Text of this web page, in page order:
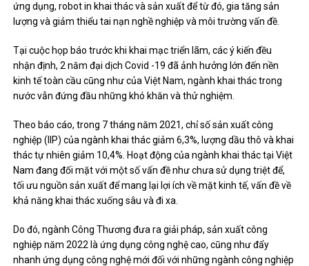
ứng dụng, robot in khai thác và sản xuất để từ đó, gia tăng sản
lượng và giảm thiểu tai nạn nghề nghiệp và môi trường vấn đề.
Tại cuộc họp báo trước khi khai mạc triển lãm, các ý kiến ​​đều
nhận định, 2 năm đại dịch Covid -19 đã ảnh hưởng lớn đến nền
kinh tế toàn cầu cũng như của Việt Nam, ngành khai thác trong
nước vẫn đứng đầu những khó khăn và thử nghiệm.
Theo báo cáo, trong 7 tháng năm 2021, chỉ số sản xuất công
nghiệp (IIP) của ngành khai thác giảm 6,3%, lượng dầu thô và khai
thác tự nhiên giảm 10,4%. Hoạt động của ngành khai thác tại Việt
Nam đang đối mặt với một số vấn đề như chưa sử dụng triệt để,
tối ưu nguồn sản xuất để mang lại lợi ích về mặt kinh tế, vấn đề về
khả năng khai thác xuống sâu và đi xa.
Do đó, ngành Công Thương đưa ra giải pháp, sản xuất công
nghiệp năm 2022 là ứng dụng công nghệ cao, cũng như đẩy
nhanh ứng dụng công nghệ mới đối với những ngành công nghiệp